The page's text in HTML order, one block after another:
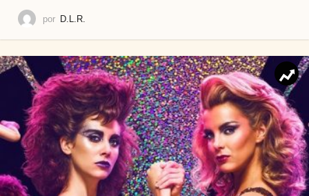
por D.L.R.